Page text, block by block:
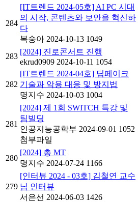
284
[IT트렌드 2024-05호] AI PC 시대
의 시작, 콘텐츠와 보안을 혁신하
다
복숭아 2024-10-13 1049
283
[2024] 진로콘서트 진행
ekrud0909 2024-10-11 1054
282
[IT트렌드 2024-04호] 딥페이크
기술과 악용 대응 및 방지법
명지수 2024-10-03 1004
281
[2024] 제 1회 SWITCH 특강 및
팀빌딩
인공지능공학부 2024-09-01 1052
첨부파일
280
[2024] 총 MT
명지수 2024-07-24 1166
279
[인터뷰 2024 - 03호] 김철연 교수
님 인터뷰
서은선 2024-06-03 1426